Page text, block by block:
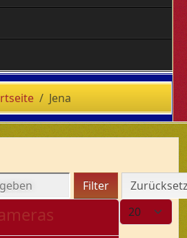
Jena
Filter
Anzeige #